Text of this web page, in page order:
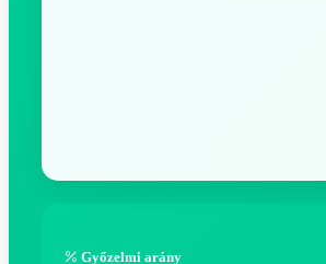
Győzelmi arány